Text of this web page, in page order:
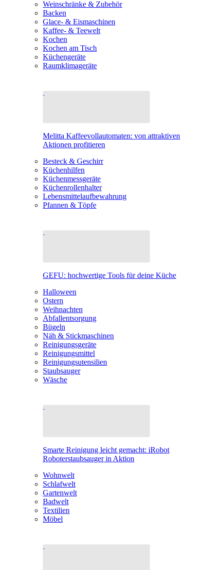
Weinschränke & Zubehör
Backen
Glace- & Eismaschinen
Kaffee- & Teewelt
Kochen
Kochen am Tisch
Küchengeräte
Raumklimageräte
Melitta Kaffeevollautomaten: von attraktiven
Aktionen profitieren
Besteck & Geschirr
Küchenhilfen
Küchenmessgeräte
Küchenrollenhalter
Lebensmittelaufbewahrung
Pfannen & Töpfe
GEFU: hochwertige Tools für deine Küche
Halloween
Ostern
Weihnachten
Abfallentsorgung
Bügeln
Näh & Stickmaschinen
Reinigungsgeräte
Reinigungsmittel
Reinigungsutensilien
Staubsauger
Wäsche
Smarte Reinigung leicht gemacht: iRobot
Roboterstaubsauger in Aktion
Wohnwelt
Schlafwelt
Gartenwelt
Badwelt
Textilien
Möbel